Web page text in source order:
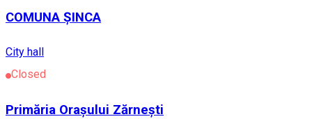
COMUNA ȘINCA
City hall
Closed
Primăria Orașului Zărnești